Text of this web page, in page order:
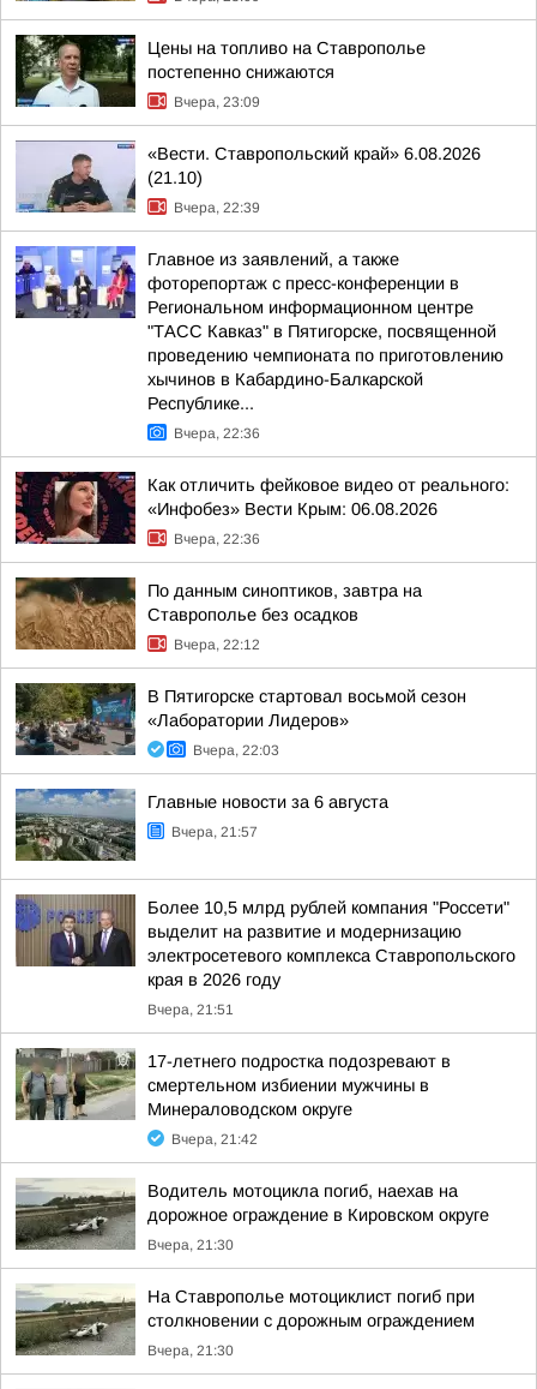
Цены на топливо на Ставрополье
постепенно снижаются
Вчера, 23:09
«Вести. Ставропольский край» 6.08.2026
(21.10)
Вчера, 22:39
Главное из заявлений, а также
фоторепортаж с пресс-конференции в
Региональном информационном центре
"ТАСС Кавказ" в Пятигорске, посвященной
проведению чемпионата по приготовлению
хычинов в Кабардино-Балкарской
Республике...
Вчера, 22:36
Как отличить фейковое видео от реального:
«Инфобез» Вести Крым: 06.08.2026
Вчера, 22:36
По данным синоптиков, завтра на
Ставрополье без осадков
Вчера, 22:12
В Пятигорске стартовал восьмой сезон
«Лаборатории Лидеров»
Вчера, 22:03
Главные новости за 6 августа
Вчера, 21:57
Более 10,5 млрд рублей компания "Россети"
выделит на развитие и модернизацию
электросетевого комплекса Ставропольского
края в 2026 году
Вчера, 21:51
17-летнего подростка подозревают в
смертельном избиении мужчины в
Минераловодском округе
Вчера, 21:42
Водитель мотоцикла погиб, наехав на
дорожное ограждение в Кировском округе
Вчера, 21:30
На Ставрополье мотоциклист погиб при
столкновении с дорожным ограждением
Вчера, 21:30